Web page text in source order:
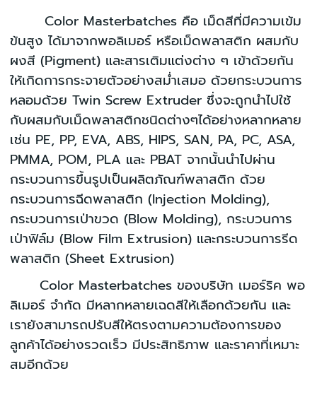
Color Masterbatches คือ เม็ดสีที่มีความเข้ม
ข้นสูง ได้มาจากพอลิเมอร์ หรือเม็ดพลาสติก ผสมกับ
ผงสี (Pigment) และสารเติมแต่งต่าง ๆ เข้าด้วยกัน
ให้เกิดการกระจายตัวอย่างสม่ำเสมอ ด้วยกระบวนการ
หลอมด้วย Twin Screw Extruder ซึ่งจะถูกนำไปใช้
กับผสมกับเม็ดพลาสติกชนิดต่างๆได้อย่างหลากหลาย
เช่น PE, PP, EVA, ABS, HIPS, SAN, PA, PC, ASA,
PMMA, POM, PLA และ PBAT จากนั้นนำไปผ่าน
กระบวนการขึ้นรูปเป็นผลิตภัณฑ์พลาสติก ด้วย
กระบวนการฉีดพลาสติก (Injection Molding),
กระบวนการเป่าขวด (Blow Molding), กระบวนการ
เป่าฟิล์ม (Blow Film Extrusion) และกระบวนการรีด
พลาสติก (Sheet Extrusion)
Color Masterbatches ของบริษัท เมอร์ริค พอ
ลิเมอร์ จำกัด มีหลากหลายเฉดสีให้เลือกด้วยกัน และ
เรายังสามารถปรับสีให้ตรงตามความต้องการของ
ลูกค้าได้อย่างรวดเร็ว มีประสิทธิภาพ และราคาที่เหมาะ
สมอีกด้วย